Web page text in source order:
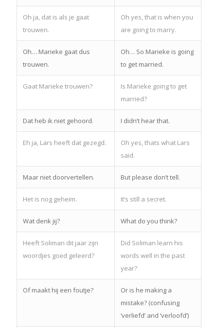
Oh ja, dat is als je gaat
trouwen.
Oh yes, that is when you
are going to marry.
Oh… Marieke gaat dus
trouwen.
Oh… So Marieke is going
to get married.
Gaat Marieke trouwen?
Is Marieke going to get
married?
Dat heb ik niet gehoord. I didn’t hear that.
Eh ja, Lars heeft dat gezegd.
Oh yes, thats what Lars
said.
Maar niet doorvertellen. But please don’t tell.
Het is nog geheim. It’s still a secret.
Wat denk jij? What do you think?
Heeft Soliman dit jaar zijn
woordjes goed geleerd?
Did Soliman learn his
words well in the past
year?
Of maakt hij een foutje?
Or is he making a
mistake? (confusing
‘verliefd’ and ‘verloofd’)